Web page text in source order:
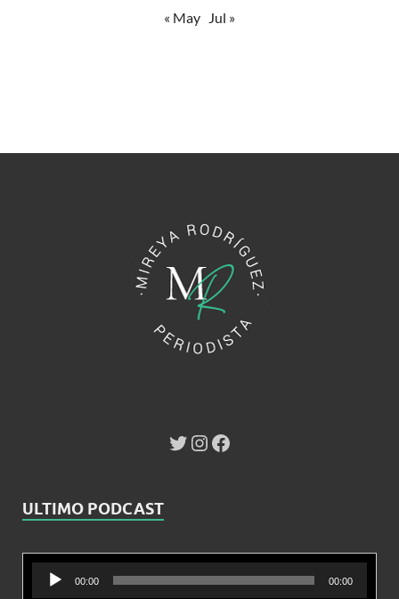
« May Jul »
ULTIMO PODCAST
Reproductor
00:00 00:00